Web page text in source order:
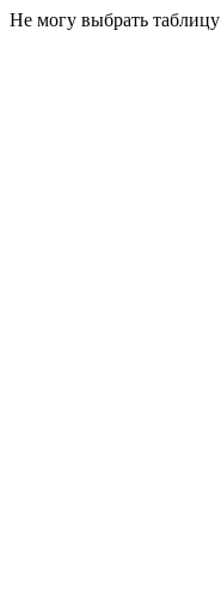
Не могу выбрать таблицу